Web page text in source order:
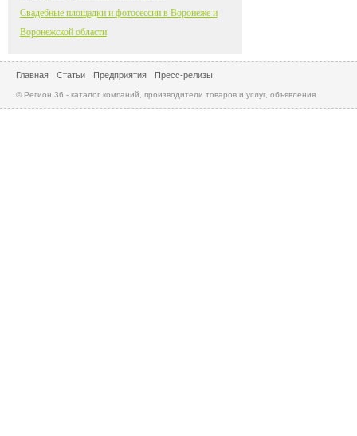
Свадебные площадки и фотосессии в Воронеже и
Воронежской области
Главная Статьи Предприятия Пресс-релизы
© Регион 36 - каталог компаний, производители товаров и услуг, объявления